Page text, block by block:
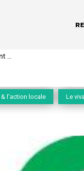
alliées du vivant
l'action locale Le